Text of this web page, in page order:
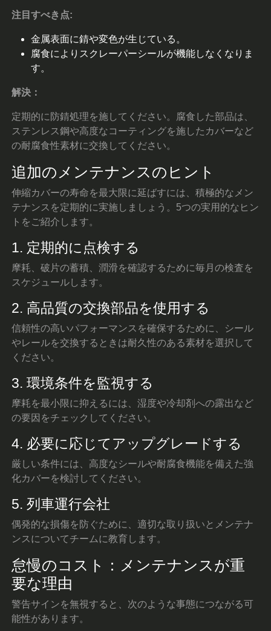
注目すべき点:
金属表面に錆や変色が生じている。
腐食によりスクレーパーシールが機能しなくなりま
す。
解決：
定期的に防錆処理を施してください。腐食した部品は、
ステンレス鋼や高度なコーティングを施したカバーなど
の耐腐食性素材に交換してください。
追加のメンテナンスのヒント
伸縮カバーの寿命を最大限に延ばすには、積極的なメン
テナンスを定期的に実施しましょう。5つの実用的なヒン
トをご紹介します。
1. 定期的に点検する
摩耗、破片の蓄積、潤滑を確認するために毎月の検査を
スケジュールします。
2. 高品質の交換部品を使用する
信頼性の高いパフォーマンスを確保するために、シール
やレールを交換するときは耐久性のある素材を選択して
ください。
3. 環境条件を監視する
摩耗を最小限に抑えるには、湿度や冷却剤への露出など
の要因をチェックしてください。
4. 必要に応じてアップグレードする
厳しい条件には、高度なシールや耐腐食機能を備えた強
化カバーを検討してください。
5. 列車運行会社
偶発的な損傷を防ぐために、適切な取り扱いとメンテナ
ンスについてチームに教育します。
怠慢のコスト：メンテナンスが重
要な理由
警告サインを無視すると、次のような事態につながる可
能性があります。